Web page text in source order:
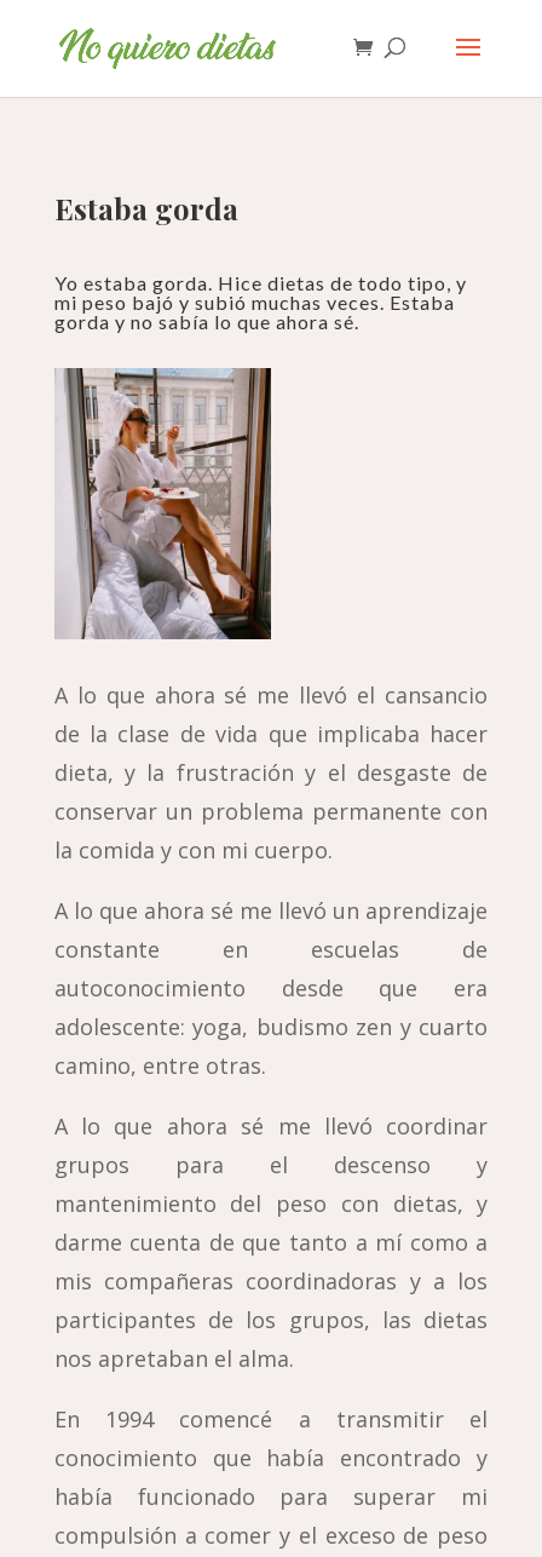
Estaba gorda
Yo estaba gorda. Hice dietas de todo tipo, y
mi peso bajó y subió muchas veces. Estaba
gorda y no sabía lo que ahora sé.
A lo que ahora sé me llevó el cansancio
de la clase de vida que implicaba hacer
dieta, y la frustración y el desgaste de
conservar un problema permanente con
la comida y con mi cuerpo.
A lo que ahora sé me llevó un aprendizaje
constante en escuelas de
autoconocimiento desde que era
adolescente: yoga, budismo zen y cuarto
camino, entre otras.
A lo que ahora sé me llevó coordinar
grupos para el descenso y
mantenimiento del peso con dietas, y
darme cuenta de que tanto a mí como a
mis compañeras coordinadoras y a los
participantes de los grupos, las dietas
nos apretaban el alma.
En 1994 comencé a transmitir el
conocimiento que había encontrado y
había funcionado para superar mi
compulsión a comer y el exceso de peso